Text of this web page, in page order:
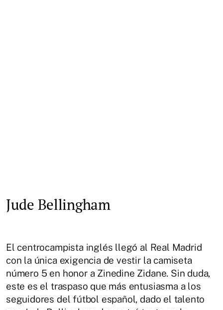
Jude Bellingham
El centrocampista inglés llegó al Real Madrid
con la única exigencia de vestir la camiseta
número 5 en honor a Zinedine Zidane. Sin duda,
este es el traspaso que más entusiasma a los
seguidores del fútbol español, dado el talento